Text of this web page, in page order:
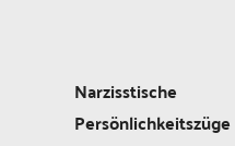
Narzisstische
Persönlichkeitszüge